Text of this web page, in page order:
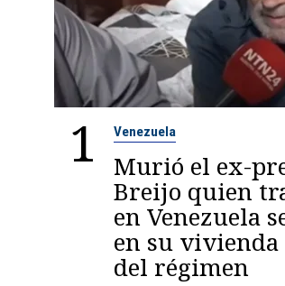
1 Venezuela
Murió el ex-
Breijo quien
en Venezuela
en su
del régimen